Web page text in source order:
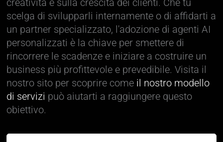
creatività e sulla crescita dei clienti. Che tu
scelga di svilupparli internamente o di affidarti a
un partner specializzato, l'adozione di agenti AI
personalizzati è la chiave per smettere di
rincorrere le scadenze e iniziare a costruire un
business più profittevole e prevedibile. Visita il
nostro sito per scoprire come il nostro modello
di servizi può aiutarti a raggiungere questo
obiettivo.